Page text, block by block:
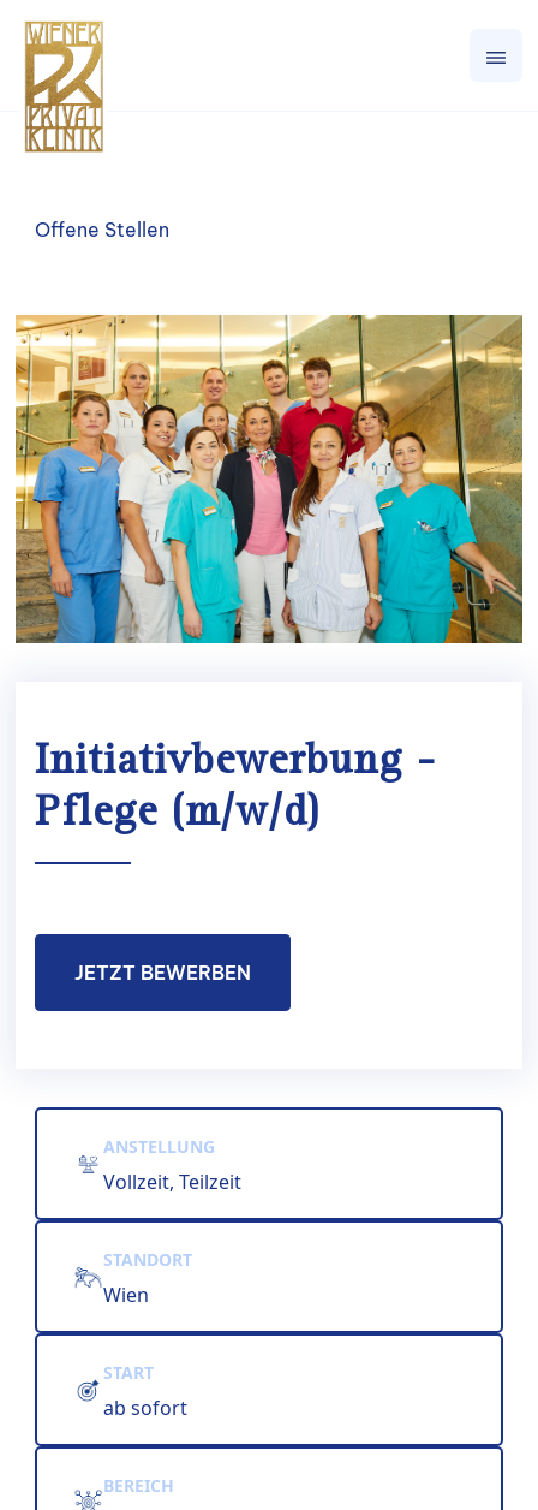
Offene Stellen
Initiativbewerbung -
Pflege (m/w/d)
JETZT BEWERBEN
ANSTELLUNG
Vollzeit, Teilzeit
STANDORT
Wien
START
ab sofort
BEREICH